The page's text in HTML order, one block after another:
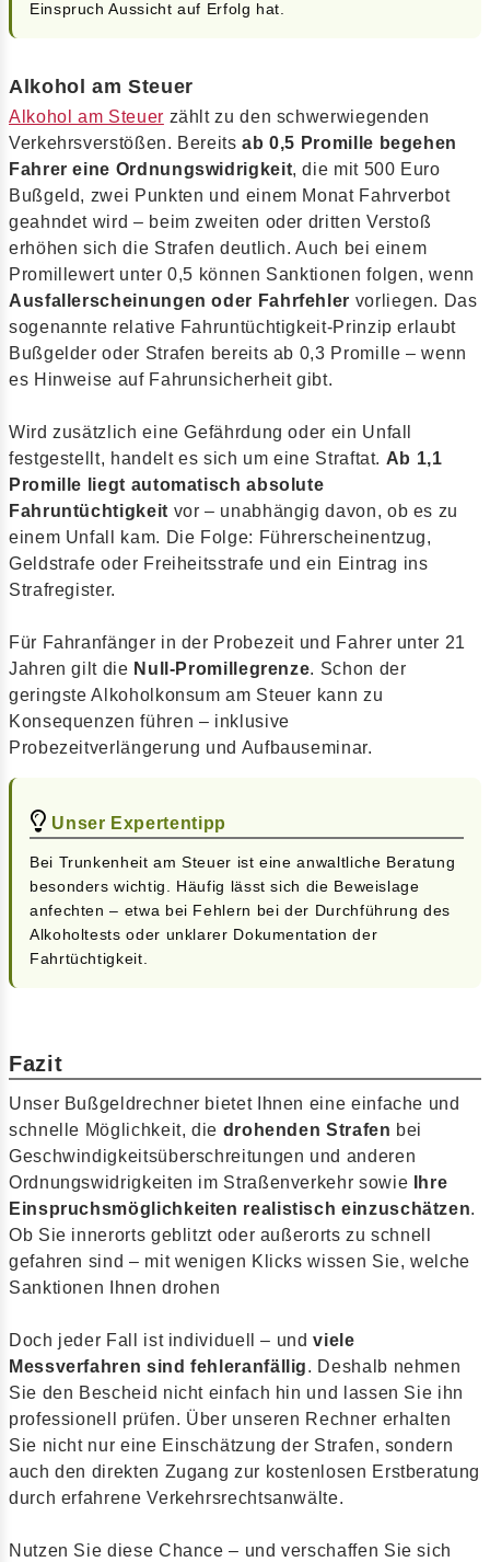
Einspruch Aussicht auf Erfolg hat.
Alkohol am Steuer
Alkohol am Steuer zählt zu den schwerwiegenden
Verkehrsverstößen. Bereitsab 0,5 Promille begehen
Fahrer eine Ordnungswidrigkeit, die mit 500 Euro
Bußgeld, zwei Punkten und einem Monat Fahrverbot
geahndet wird – beim zweiten oder dritten Verstoß
erhöhen sich die Strafen deutlich. Auch bei einem
Promillewert unter 0,5 können Sanktionen folgen, wenn
Ausfallerscheinungen oder Fahrfehler vorliegen. Das
sogenannte relative Fahruntüchtigkeit-Prinzip erlaubt
Bußgelder oder Strafen bereits ab 0,3 Promille – wenn
es Hinweise auf Fahrunsicherheit gibt.
Wird zusätzlich eine Gefährdung oder ein Unfall
festgestellt, handelt es sich um eine Straftat. Ab 1,1
Promille liegt automatisch absolute
Fahruntüchtigkeit vor – unabhängig davon, ob es zu
einem Unfall kam. Die Folge: Führerscheinentzug,
Geldstrafe oder Freiheitsstrafe und ein Eintrag ins
Strafregister.
Für Fahranfänger in der Probezeit und Fahrer unter 21
Jahren gilt die Null-Promillegrenze. Schon der
geringste Alkoholkonsum am Steuer kann zu
Konsequenzen führen – inklusive
Probezeitverlängerung und Aufbauseminar.
Unser Expertentipp
Bei Trunkenheit am Steuer ist eine anwaltliche Beratung
besonders wichtig. Häufig lässt sich die Beweislage
anfechten – etwa bei Fehlern bei der Durchführung des
Alkoholtests oder unklarer Dokumentation der
Fahrtüchtigkeit.
Fazit
Unser Bußgeldrechner bietet Ihnen eine einfache und
schnelle Möglichkeit, die drohenden Strafen bei
Geschwindigkeitsüberschreitungen und anderen
Ordnungswidrigkeiten im Straßenverkehr sowie
Ihre
Einspruchsmöglichkeiten realistisch einzuschätzen.
Ob Sie innerorts geblitzt oder außerorts zu schnell
gefahren sind – mit wenigen Klicks wissen Sie, welche
Sanktionen Ihnen drohen
Doch jeder Fall ist individuell – undviele
Messverfahren sind fehleranfällig. Deshalb nehmen
Sie den Bescheid nicht einfach hin und lassen Sie ihn
professionell prüfen. Über unseren Rechner erhalten
Sie nicht nur eine Einschätzung der Strafen, sondern
auch den direkten Zugang zur kostenlosen Erstberatung
durch erfahrene Verkehrsrechtsanwälte.
Nutzen Sie diese Chance – und verschaffen Sie sich